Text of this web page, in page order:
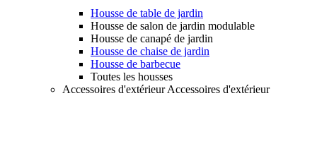
Housse de table de jardin
Housse de salon de jardin modulable
Housse de canapé de jardin
Housse de chaise de jardin
Housse de barbecue
Toutes les housses
Accessoires d'extérieur Accessoires d'extérieur